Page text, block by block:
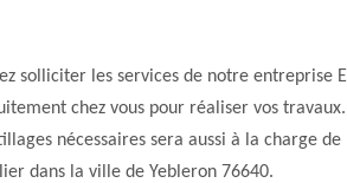
solliciter les services de notre entreprise
chez vous pour réaliser vos
nécessaires sera aussi à la charge
dans la ville de Yebleron 76640.